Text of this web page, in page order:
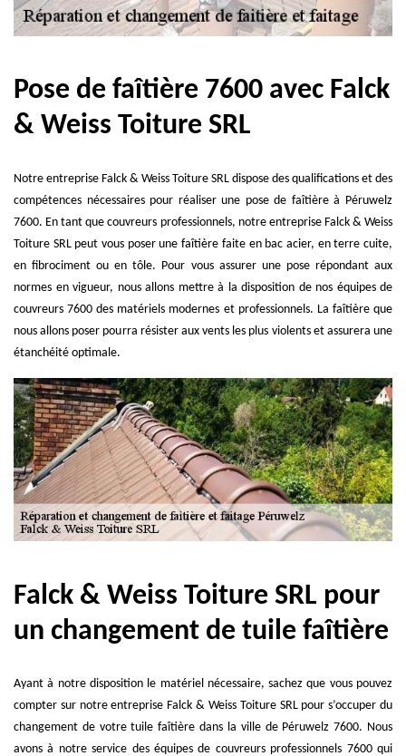
Pose de faîtière 7600 avec Falck
& Weiss Toiture SRL
Notre entreprise Falck & Weiss Toiture SRL dispose des qualifications et des
compétences nécessaires pour réaliser une pose de faîtière à Péruwelz
7600. En tant que couvreurs professionnels, notre entreprise Falck & Weiss
Toiture SRL peut vous poser une faîtière faite en bac acier, en terre cuite,
en fibrociment ou en tôle. Pour vous assurer une pose répondant aux
normes en vigueur, nous allons mettre à la disposition de nos équipes de
couvreurs 7600 des matériels modernes et professionnels. La faîtière que
nous allons poser pourra résister aux vents les plus violents et assurera une
étanchéité optimale.
Falck & Weiss Toiture SRL pour
un changement de tuile faîtière
Ayant à notre disposition le matériel nécessaire, sachez que vous pouvez
compter sur notre entreprise Falck & Weiss Toiture SRL pour s’occuper du
changement de votre tuile faîtière dans la ville de Péruwelz 7600. Nous
avons à notre service des équipes de couvreurs professionnels 7600 qui